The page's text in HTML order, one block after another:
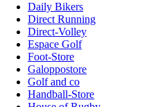
Daily Bikers
Direct Running
Direct-Volley
Espace Golf
Foot-Store
Galoppostore
Golf and co
Handball-Store